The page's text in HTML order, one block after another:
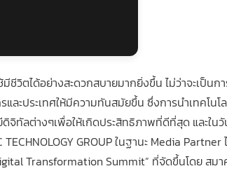
วิตได้อย่างสะดวกสบายมากยิ่งขึ้น ไม่ว่าจะเป็นก
ประเทศให้มีความทันสมัยขึ้น ซึ่งการนำเทคโน
ทัลต่างๆเพื่อให้เกิดประสิทธิภาพที่ดีที่สุด และใน
GROUP ในฐานะ Media
Transformation Summit” ที่จัดขึ้นโดย สม